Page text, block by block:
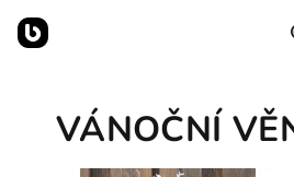
obsah
VÁNOČNÍ